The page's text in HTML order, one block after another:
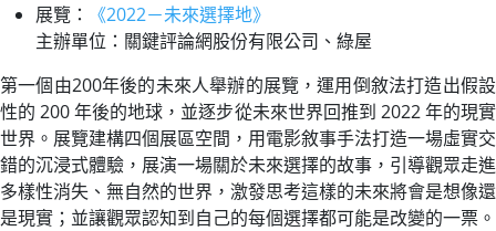
展覽：
《2022－未來選擇地》
主辦單位：關鍵評論網股份有限公司、綠屋
第一個由200年後的未來人舉辦的展覽，運用倒敘法打造出假設
性的 200 年後的地球，並逐步從未來世界回推到 2022 年的現實
世界。展覽建構四個展區空間，用電影敘事手法打造一場虛實交
錯的沉浸式體驗，展演一場關於未來選擇的故事，引導觀眾走進
多樣性消失、無自然的世界，激發思考這樣的未來將會是想像還
是現實；並讓觀眾認知到自己的每個選擇都可能是改變的一票。